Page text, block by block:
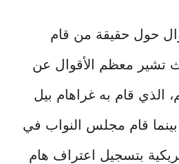
حول حقيقة من قام
تشير معظم الأقوال عن
الذي قام به غراهام بيل
بينما قام مجلس النواب في
بتسجيل اعتراف هام